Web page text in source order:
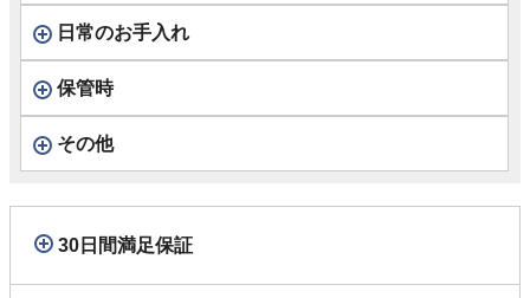
日常のお手入れ
保管時
その他
30日間満足保証